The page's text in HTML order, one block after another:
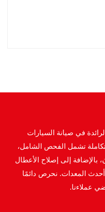
في صيانة السيارات
تشمل الفحص الشامل،
بالإضافة إلى إصلاح الأعطال
أحدث المعدات. نحرص دائمًا
عملاءنا.